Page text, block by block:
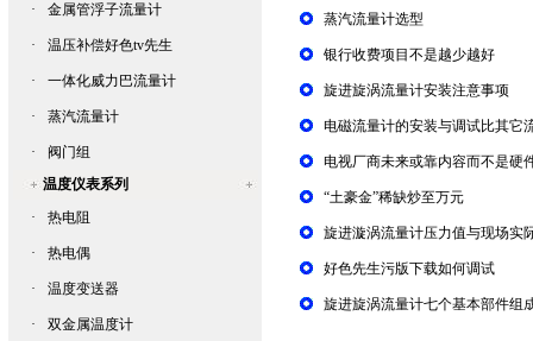
· 金属管浮子流量计
· 温压补偿好色tv先生
· 一体化威力巴流量计
· 蒸汽流量计
·
阀门组
温度仪表系列
·
热电阻
· 热电偶
· 温度变送器
·
双金属温度计
蒸汽流量计选型
银行收费项目不是越少越好
旋进旋涡流量计安装注意事项
电磁流量计的安装与调试比其它
电视厂商未来或靠内容而不是硬
“土豪金”稀缺炒至万元
旋进漩涡流量计压力值与现场实
好色先生污版下载如何调试
旋进旋涡流量计七个基本部件组